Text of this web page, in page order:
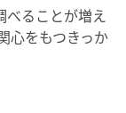
べることが増え
心をもつきっか